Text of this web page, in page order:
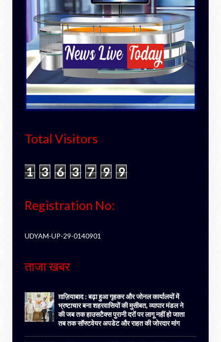
Total Visitors
1 3 6 3 7 9 9
Registration No:
UDYAM-UP-29-0140901
ताजा खबर
ग़ाज़ियाबाद : बढ़ा हुआ गृहकर और जोनल कार्यालयों में
भ्रष्टाचार बना शहरवासियों की मुसीबत, व्यापार मंडल ने
की जब तक हाउसटैक्स पुरानी दरों पर लागू नहीं हो जाता
तब तक सॉफ्टवेयर अपडेट और राहत की जोरदार मांग